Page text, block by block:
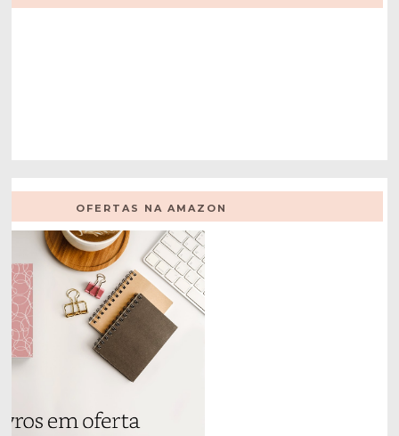
OFERTAS NA AMAZON